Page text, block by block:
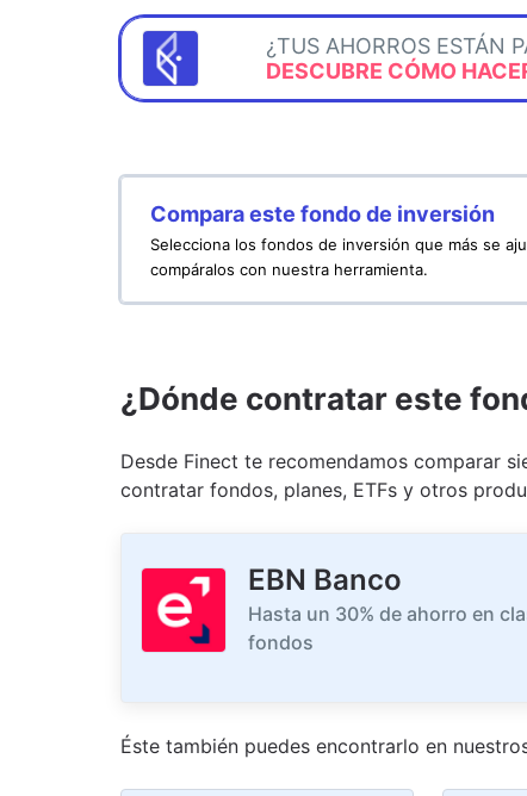
¿TUS AHORROS ESTÁN
DESCUBRE CÓMO
Compara este fondo de inversión
Selecciona los fondos de inversión que más se
compáralos con nuestra herramienta.
¿Dónde contratar este
Desde Finect te recomendamos comparar
contratar fondos, planes, ETFs y otros
EBN Banco
Hasta un 30% de ahorro en
fondos
Éste también puedes encontrarlo en nuestro